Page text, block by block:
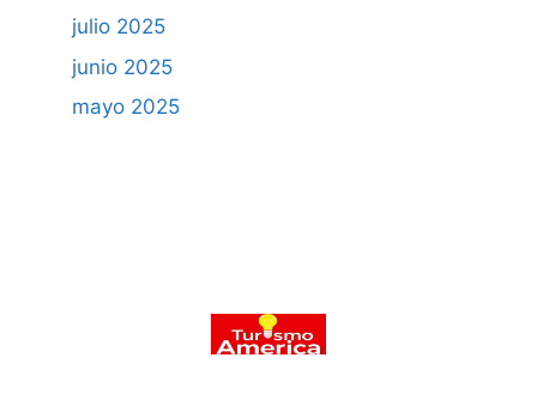
julio 2025
junio 2025
mayo 2025